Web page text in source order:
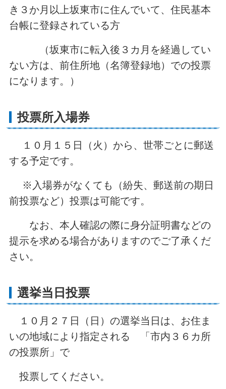
き３か月以上坂東市に住んでいて、住民基本
台帳に登録されている方
（坂東市に転入後３カ月を経過してい
ない方は、前住所地（名簿登録地）での投票
になります。）
投票所入場券
１０月１５日（火）から、世帯ごとに郵送
する予定です。
※入場券がなくても（紛失、郵送前の期日
前投票など）投票は可能です。
なお、本人確認の際に身分証明書などの
提示を求める場合がありますのでご了承くだ
さい。
選挙当日投票
１０月２７日（日）の選挙当日は、お住ま
いの地域により指定される 「市内３６カ所
の投票所」で
投票してください。